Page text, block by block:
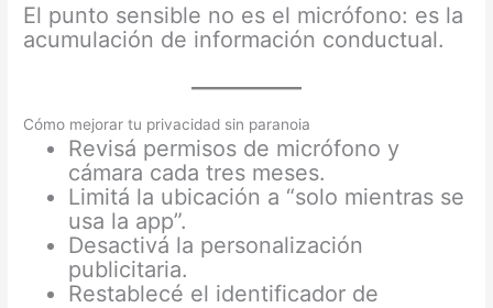
El punto sensible no es el micrófono: es la
acumulación de información conductual.
Cómo mejorar tu privacidad sin paranoia
Revisá permisos de micrófono y
cámara cada tres meses.
Limitá la ubicación a “solo mientras se
usa la app”.
Desactivá la personalización
publicitaria.
Restablecé el identificador de